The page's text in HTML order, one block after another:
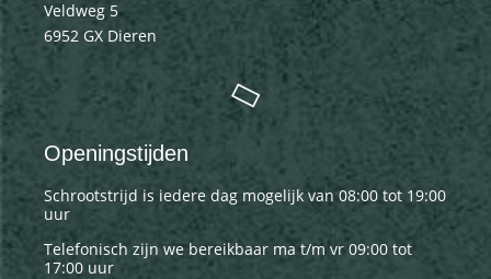
Veldweg 5
6952 GX Dieren
Openingstijden
Schrootstrijd is iedere dag mogelijk van 08:00 tot 19:00
uur
Telefonisch zijn we bereikbaar ma t/m vr 09:00 tot
17:00 uur